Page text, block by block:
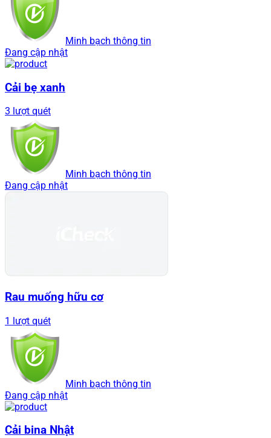
Minh bạch thông tin
Đang cập nhật
Cải bẹ xanh
3 lượt quét
Minh bạch thông tin
Đang cập nhật
Rau muống hữu cơ
1 lượt quét
Minh bạch thông tin
Đang cập nhật
Cải bina Nhật